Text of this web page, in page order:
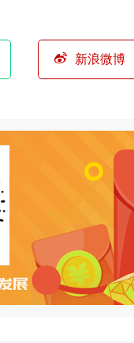
新浪微博